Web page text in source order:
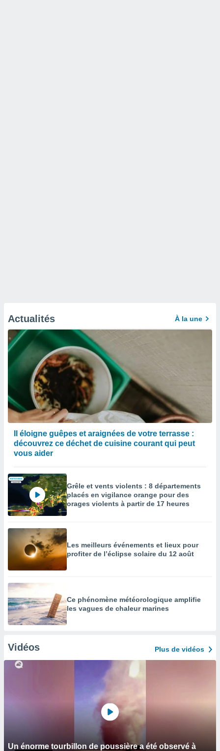
Actualités À la une
Il éloigne guêpes et araignées de votre terrasse :
découvrez ce déchet de cuisine courant qui peut
vous aider
Grêle et vents violents : 8 départements
placés en vigilance orange pour des
orages violents à partir de 17 heures
Les meilleurs événements et lieux pour
profiter de l’éclipse solaire du 12 août
Ce phénomène météorologique amplifie
les vagues de chaleur marines
Vidéos Plus de vidéos
Un énorme tourbillon de poussière a été observé à